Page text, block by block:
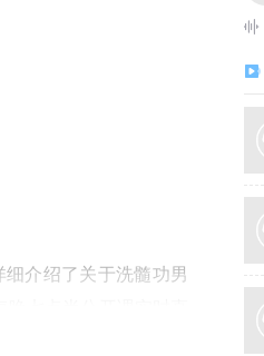
介绍了关于洗髓功男